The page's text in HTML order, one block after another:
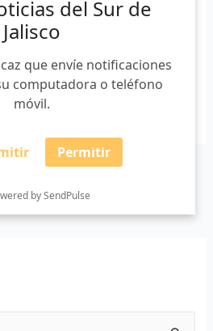
del Sur de
Jalisco
que envíe notificaciones
computadora o teléfono
móvil.
Permitir
by SendPulse
se desbordara la tarde